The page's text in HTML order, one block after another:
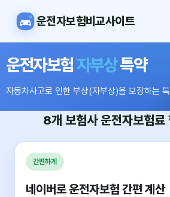
운전자보험비교사이트
운전자보험자부상특약
자동차사고로 인한 부상(자부상)을 보장하는
8개 보험사운전자보험료
간편하게
네이버로 운전자보험 간편 계산